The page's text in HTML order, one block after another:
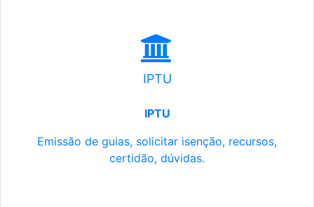
IPTU
IPTU
Emissão de guias, solicitar isenção, recursos,
certidão, dúvidas.